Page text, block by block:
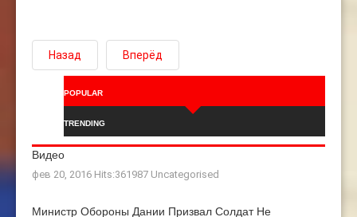
Назад Вперёд
POPULAR
TRENDING
Видео
фев 20, 2016 Hits:361987 Uncategorised
Министр Обороны Дании Призвал Солдат Не